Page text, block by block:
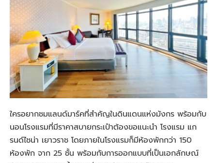
ใครอยากชมแลนด์มาร์คที่สำคัญในดินแดนแห่งมังกร พร้อมกับ
นอนโรงแรมที่มีราคาสบายกระเป๋าต้องขอแนะนำ โรงแรม แก
รนด์ไชน่า เยาวราช โดยภายในโรงแรมก็มีห้องพักกว่า 150
ห้องพัก จาก 25 ชั้น พร้อมกับการออกแบบที่เป็นเอกลักษณ์